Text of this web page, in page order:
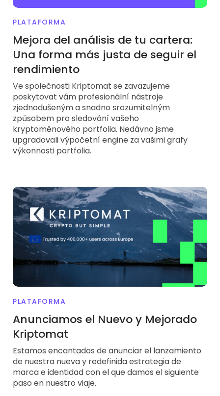
KriptoEarn
Gana recompensas con tus criptomonedas
Bóveda
Ahorra criptomonedas para tu futuro
Compra recurrente
Inversiones programadas regularmente (DCA)
Alertas de precios
Actualizaciones de precios a tiempo real para tus tokens
favoritos
Explorar activos
Descubre oportunidades de inversión
PLATAFORMA
Mejora del análisis de tu cartera:
Una forma más justa de seguir el
rendimiento
Ve společnosti Kriptomat se zavazujeme
poskytovat vám profesionální nástroje
zjednodušeným a snadno srozumitelným
způsobem pro sledování vašeho
kryptoměnového portfolia. Nedávno jsme
upgradovali výpočetní engine za vašimi grafy
výkonnosti portfolia.
PLATAFORMA
Anunciamos el Nuevo y Mejorado
Kriptomat
Estamos encantados de anunciar el lanzamiento
de nuestra nueva y redefinida estrategia de
marca e identidad con el que damos el siguiente
paso en nuestro viaje.